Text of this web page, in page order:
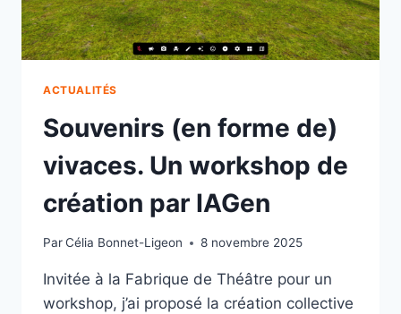
ACTUALITÉS
Souvenirs (en forme de)
vivaces. Un workshop de
création par IAGen
ParCélia Bonnet-Ligeon 8 novembre 2025
Invitée à la Fabrique de Théâtre pour un
workshop, j’ai proposé la création collective